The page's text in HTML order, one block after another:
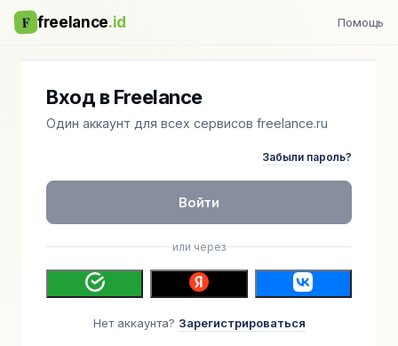
F freelance.id Помощь
Вход в Freelance
Один аккаунт для всех сервисов freelance.ru
Забыли пароль?
Войти
или через
Нет аккаунта? Зарегистрироваться